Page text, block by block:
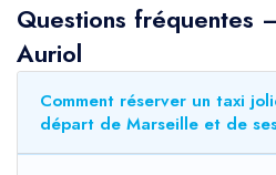
Questions fréquentes
Auriol
Comment réserver un taxi
départ de Marseille et de